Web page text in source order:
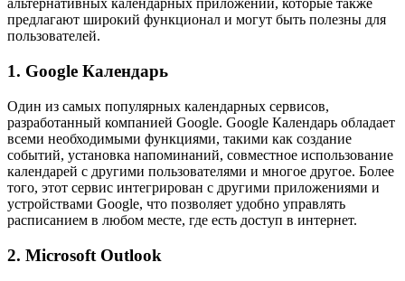
альтернативных календарных приложений, которые также
предлагают широкий функционал и могут быть полезны для
пользователей.
1. Google Календарь
Один из самых популярных календарных сервисов,
разработанный компанией Google. Google Календарь обладает
всеми необходимыми функциями, такими как создание
событий, установка напоминаний, совместное использование
календарей с другими пользователями и многое другое. Более
того, этот сервис интегрирован с другими приложениями и
устройствами Google, что позволяет удобно управлять
расписанием в любом месте, где есть доступ в интернет.
2. Microsoft Outlook